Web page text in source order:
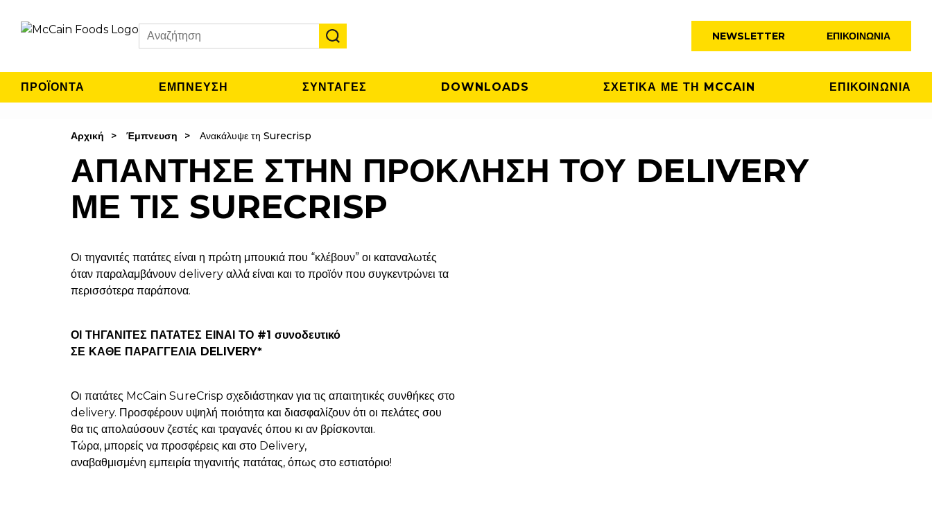
Search
NEWSLETTER ΕΠΙΚΟΙΝΩΝΊΑ
ΠΡΟΪΟΝΤΑ ΈΜΠΝΕΥΣΗ ΣΥΝΤΑΓΕΣ DOWNLOADS ΣΧΕΤΙΚΑ ΜΕ ΤΗ MCCAIN ΕΠΙΚΟΙΝΩΝΙΑ
Αρχική Έμπνευση Ανακάλυψε τη Surecrisp
ΑΠΑΝΤΗΣΕ ΣΤΗΝ ΠΡΟΚΛΗΣΗ ΤΟΥ DELIVERY
ΜΕ ΤΙΣ SURECRISP
Οι τηγανιτές πατάτες είναι η πρώτη μπουκιά που “κλέβουν” οι καταναλωτές
όταν παραλαμβάνουν delivery αλλά είναι και το προϊόν που συγκεντρώνει τα
περισσότερα παράπονα.
ΟΙ ΤΗΓΑΝΙΤΕΣ ΠΑΤΑΤΕΣ ΕΙΝΑΙ ΤΟ #1 συνοδευτικό
ΣΕ ΚΑΘΕ ΠΑΡΑΓΓΕΛΙΑ DELIVERY*
Οι πατάτες McCain SureCrisp σχεδιάστηκαν για τις απαιτητικές συνθήκες στο
delivery. Προσφέρουν υψηλή ποιότητα και διασφαλίζουν ότι οι πελάτες σου
θα τις απολαύσουν ζεστές και τραγανές όπου κι αν βρίσκονται.
Τώρα, μπορείς να προσφέρεις και στο Delivery,
αναβαθμισμένη εμπειρία τηγανιτής πατάτας, όπως στο εστιατόριο!